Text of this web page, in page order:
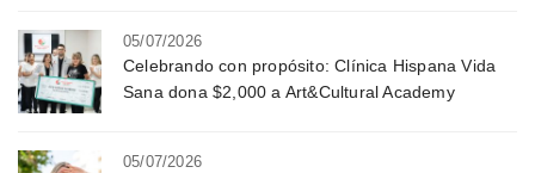
05/07/2026
Celebrando con propósito: Clínica Hispana Vida
Sana dona $2,000 a Art&Cultural Academy
05/07/2026